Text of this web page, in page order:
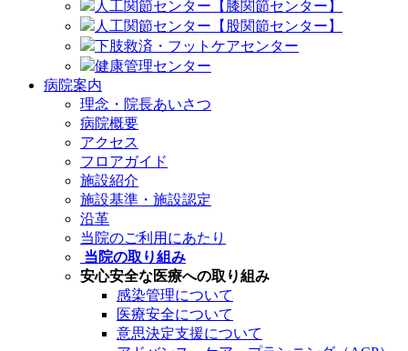
人工関節センター【膝関節センター】
人工関節センター【股関節センター】
下肢救済・フットケアセンター
健康管理センター
病院案内
理念・院長あいさつ
病院概要
アクセス
フロアガイド
施設紹介
施設基準・施設認定
沿革
当院のご利用にあたり
当院の取り組み
安心安全な医療への取り組み
感染管理について
医療安全について
意思決定支援について